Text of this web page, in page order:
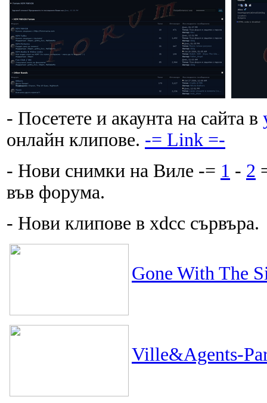
- Посетете и акаунта на сайта в
онлайн клипове. -= Link =-
- Нови снимки на Виле -= 1 - 2
във форума.
- Нови клипове в xdcc сървъра.
Gone With The
Ville&Agents-